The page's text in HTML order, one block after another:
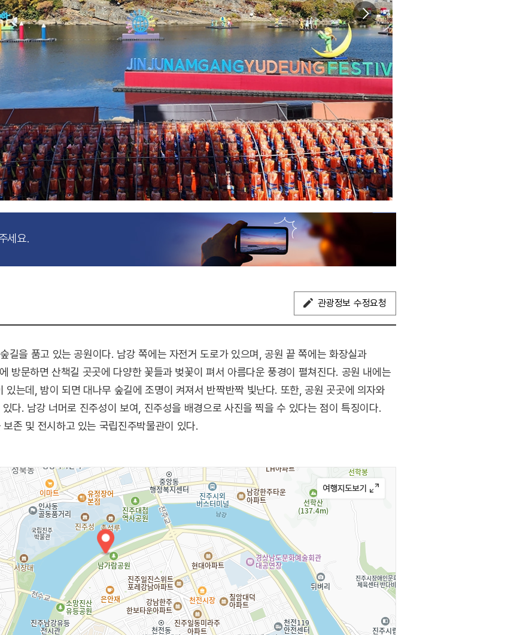
세요.
관광정보 수정요청
길을 품고 있는 공원이다. 남강 쪽에는 자전거 도로가 있으며, 공원 끝 쪽에는 화장실과
방문하면 산책길 곳곳에 다양한 꽃들과 벚꽃이 펴서 아름다운 풍경이 펼쳐진다. 공원 내에는
있는데, 밤이 되면 대나무 숲길에 조명이 켜져서 반짝반짝 빛난다. 또한, 공원 곳곳에 의자와
다. 남강 너머로 진주성이 보여, 진주성을 배경으로 사진을 찍을 수 있다는 점이 특징이다.
존 및 전시하고 있는 국립진주박물관이 있다.